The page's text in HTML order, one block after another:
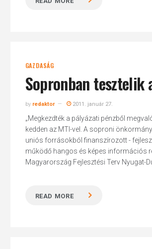
GAZDASÁG
Sopronban tesztelik
by redaktor 2011. január 27.
„Megkezdték a pályázati pénzből
kedden az MTI-vel. A soproni
uniós forrásokból finanszírozott -
működő hangos és képes információs
Magyarország Fejlesztési Terv Nyugat-
READ MORE